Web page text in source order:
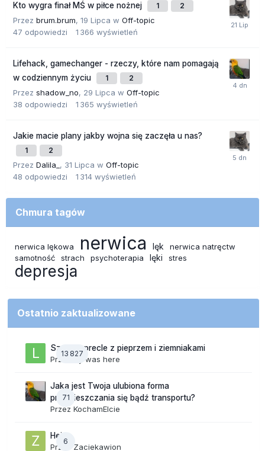
Kto wygra finał MŚ w piłce nożnej 1 2
Przez brum.brum, 19 Lipca w Off-topic
47 odpowiedzi 1 366 wyświetleń
Lifehack, gamechanger - rzeczy, które nam pomagają
w codziennym życiu
1 2
Przez shadow_no, 29 Lipca w Off-topic
38 odpowiedzi 1 365 wyświetleń
Jakie macie plany jakby wojna się zaczęła u nas?
1 2
Przez Dalila_ , 31 Lipca w Off-topic
48 odpowiedzi 1 314 wyświetleń
Chmura tagów
nerwica lękowa nerwica lęk
nerwica natręctw
samotność
strach psychoterapia lęki stres
depresja
Ostatnio zaktualizowane
13 827
Szalone precle z pieprzem i ziemniakami
Przezlily was here
71
Jaka jest Twoja ulubiona forma
przemieszczania się bądź transportu?
Przez KochamElcie
6
Hej
Przez Zaciekawion